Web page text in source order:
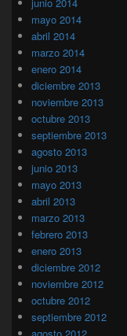
mayo 2014
abril 2014
marzo 2014
enero 2014
diciembre 2013
noviembre 2013
octubre 2013
septiembre 2013
agosto 2013
junio 2013
mayo 2013
abril 2013
marzo 2013
febrero 2013
enero 2013
diciembre 2012
noviembre 2012
octubre 2012
septiembre 2012